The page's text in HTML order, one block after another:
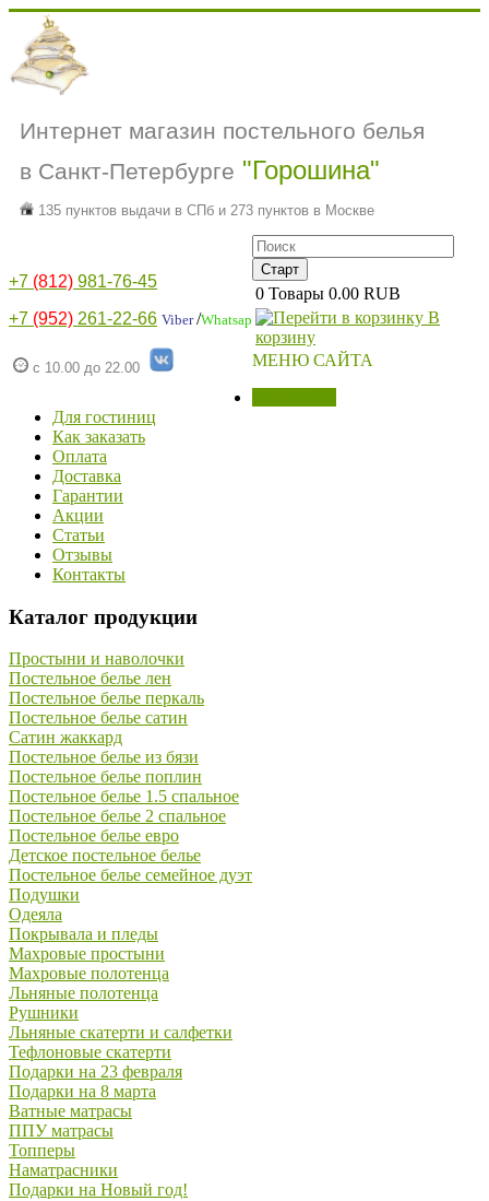
Интернет магазин постельного белья
в Санкт-Петербурге "Горошина"
135 пунктов выдачи в СПб и 273 пунктов в Москве
+7 (812) 981-76-45
+7 (952) 261-22-66 Viber/Whatsap
с 10.00 до 22.00
0 Товары 0.00 RUB
В
корзину
МЕНЮ САЙТА
Для гостиниц
Как заказать
Оплата
Доставка
Гарантии
Акции
Статьи
Отзывы
Контакты
Каталог продукции
Простыни и наволочки
Постельное белье лен
Постельное белье перкаль
Постельное белье сатин
Сатин жаккард
Постельное белье из бязи
Постельное белье поплин
Постельное белье 1.5 спальное
Постельное белье 2 спальное
Постельное белье евро
Детское постельное белье
Постельное белье семейное дуэт
Подушки
Одеяла
Покрывала и пледы
Махровые простыни
Махровые полотенца
Льняные полотенца
Рушники
Льняные скатерти и салфетки
Тефлоновые скатерти
Подарки на 23 февраля
Подарки на 8 марта
Ватные матрасы
ППУ матрасы
Топперы
Наматрасники
Подарки на Новый год!